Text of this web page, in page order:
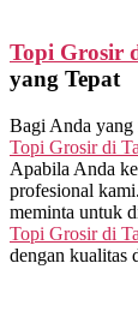
Topi Grosir
yang Tepat
Bagi Anda yang
Topi Grosir di
Apabila Anda
profesional
meminta untuk
Topi Grosir di
dengan kualitas